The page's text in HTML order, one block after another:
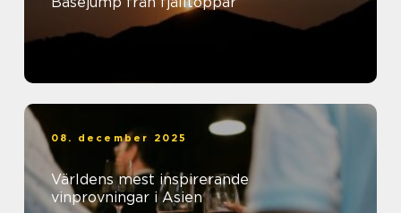
08. december 2025
Världens mest inspirerande
vinprovningar i Asien